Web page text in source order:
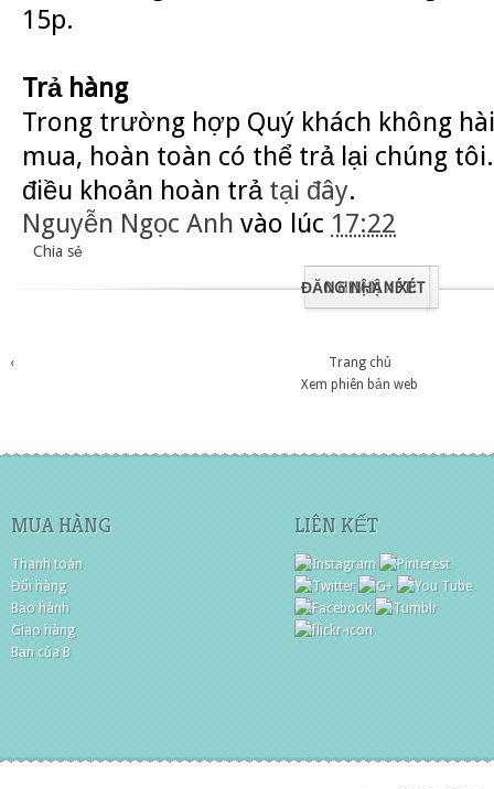
15p.
Trả hàng
Trong trường hợp Quý khách không
mua, hoàn toàn có thể trả lại chúng
điều khoản hoàn trả tại đây.
Nguyễn Ngọc Anh vào lúc 17:22
Chia sẻ
0 NHẬN XÉT:
ĐĂNG NHẬN XÉT
‹
Trang chủ
Xem phiên bản web
MUA HÀNG
Thanh toán
Đổi hàng
Bảo hành
Giao hàng
Bạn của B
LIÊN KẾT